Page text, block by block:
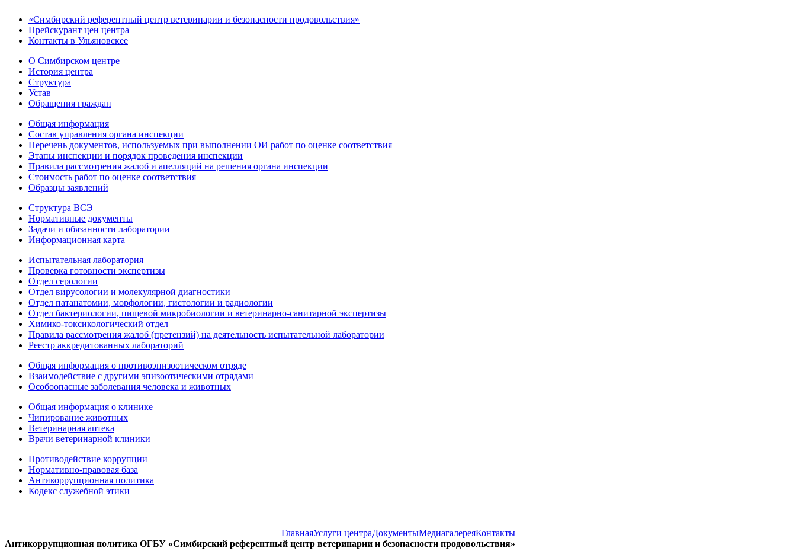
«Сим­бирс­кий референтный центр ве­тери­нар­ии и безопасности продовольствия»
Прейскурант цен центра
Контакты в Ульяновскее
О Симбирском центре
История центра
Структура
Устав
Обращения граждан
Общая информация
Состав управления органа инспекции
Перечень документов, используемых при выполнении ОИ работ по оценке соответствия
Этапы инспекции и порядок проведения инспекции
Правила рассмотрения жалоб и апелляций на решения органа инспекции
Стоимость работ по оценке соответствия
Образцы заявлений
Структура ВСЭ
Нормативные документы
Задачи и обязанности лаборатории
Информационная карта
Испытательная лаборатория
Проверка готовности экспертизы
Отдел серологии
Отдел вирусологии и молекулярной диагностики
Отдел патанатомии, морфологии, гистологии и радиологии
Отдел бактериологии, пищевой микробиологии и ветеринарно-санитарной экспертизы
Химико-токсикологический отдел
Правила рассмотрения жалоб (претензий) на деятельность испытательной лаборатории
Реестр аккредитованных лабораторий
Общая информация о противоэпизоотическом отряде
Взаимодействие с другими эпизоотическими отрядами
Особоопасные заболевания человека и животных
Общая информация о клинике
Чипирование животных
Ветеринарная аптека
Врачи ветеринарной клиники
Противодействие коррупции
Нормативно-правовая база
Антикоррупционная политика
Кодекс служебной этики
ГлавнаяУслуги центраДокументыМедиагалереяКонтакты
Антикоррупционная политика ОГБУ «Симбирский референтный центр ветеринарии и безопасности продовольствия»